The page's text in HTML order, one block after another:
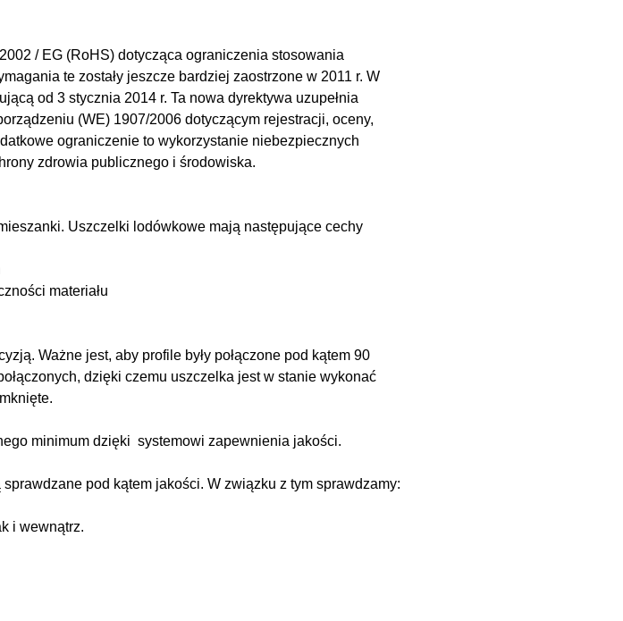
/ EG (RoHS) dotycząca ograniczenia stosowania
te zostały jeszcze bardziej zaostrzone w 2011 r. W
od 3 stycznia 2014 r. Ta nowa dyrektywa uzupełnia
(WE) 1907/2006 dotyczącym rejestracji, oceny,
ograniczenie to wykorzystanie niebezpiecznych
zdrowia publicznego i środowiska.
Uszczelki lodówkowe mają następujące cechy
materiału
Ważne jest, aby profile były połączone pod kątem 90
dzięki czemu uszczelka jest w stanie wykonać
minimum dzięki systemowi zapewnienia jakości.
pod kątem jakości. W związku z tym sprawdzamy:
i wewnątrz.